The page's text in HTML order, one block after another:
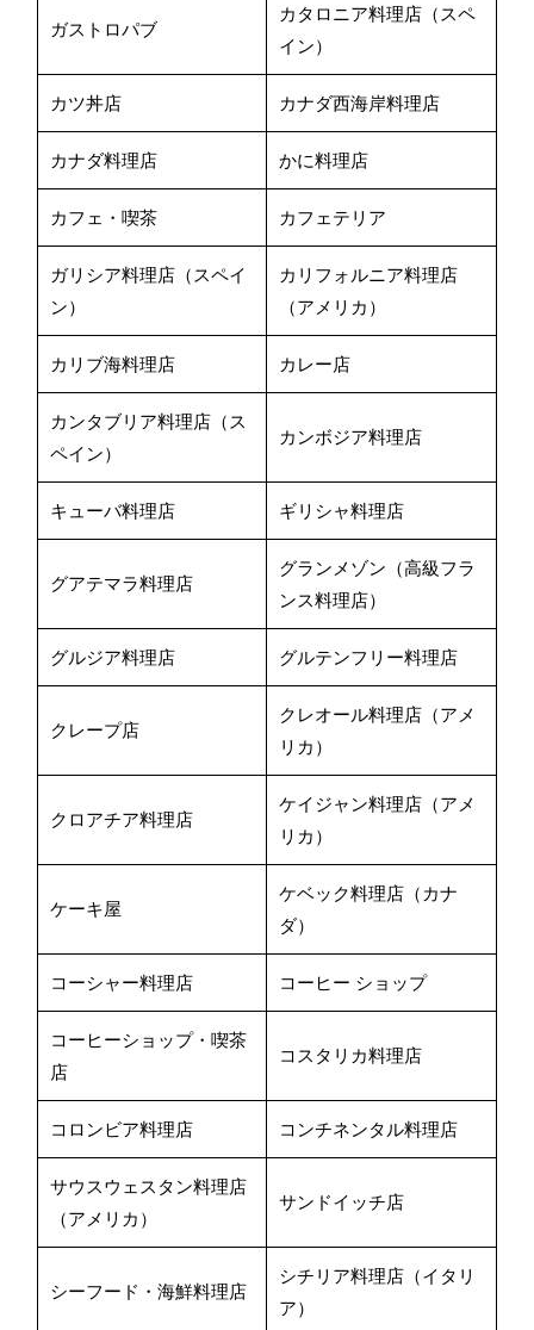
ガストロパブ
カタロニア料理店（スペ
イン）
カツ丼店 カナダ西海岸料理店
カナダ料理店 かに料理店
カフェ・喫茶 カフェテリア
ガリシア料理店（スペイ
ン）
カリフォルニア料理店
（アメリカ）
カリブ海料理店 カレー店
カンタブリア料理店（ス
ペイン）
カンボジア料理店
キューバ料理店 ギリシャ料理店
グアテマラ料理店
グランメゾン（高級フラ
ンス料理店）
グルジア料理店 グルテンフリー料理店
クレープ店
クレオール料理店（アメ
リカ）
クロアチア料理店
ケイジャン料理店（アメ
リカ）
ケーキ屋
ケベック料理店（カナ
ダ）
コーシャー料理店 コーヒー ショップ
コーヒーショップ・喫茶
店
コスタリカ料理店
コロンビア料理店 コンチネンタル料理店
サウスウェスタン料理店
（アメリカ）
サンドイッチ店
シーフード・海鮮料理店
シチリア料理店（イタリ
ア）